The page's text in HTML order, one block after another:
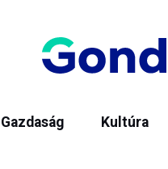
Gazdaság Kultúra